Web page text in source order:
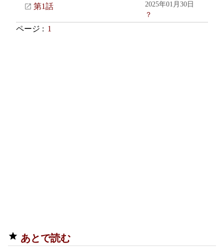
第1話
2025年01月30日
？
ページ : 1
あとで読む